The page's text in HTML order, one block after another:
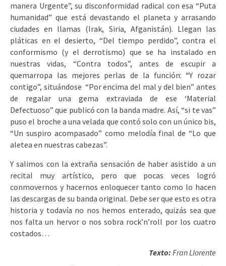
manera Urgente”, su disconformidad radical con esa “Puta
humanidad” que está devastando el planeta y arrasando
ciudades en llamas (Irak, Siria, Afganistán). Llegan las
pláticas en el desierto, “Del tiempo perdido”, contra el
conformismo (y el derrotismo) que se ha instalado en
nuestras vidas, “Contra todos”, antes de escupir a
quemarropa las mejores perlas de la función: “Y rozar
contigo”, situándose “Por encima del mal y del bien” antes
de regalar una gema extraviada de ese ‘Material
Defectuoso” que publicó con la banda madre. Así, “si te vas”
puso el broche a una velada que contó solo con un único bis,
“Un suspiro acompasado” como melodía final de “Lo que
aletea en nuestras cabezas”.
Y salimos con la extraña sensación de haber asistido a un
recital muy artístico, pero que pocas veces logró
conmovernos y hacernos enloquecer tanto como lo hacen
las descargas de su banda original. Debe ser que esto es otra
historia y todavía no nos hemos enterado, quizás sea que
nos falta un hervor o nos sobra rock’n’roll por los cuatro
costados…
Texto: Fran Llorente